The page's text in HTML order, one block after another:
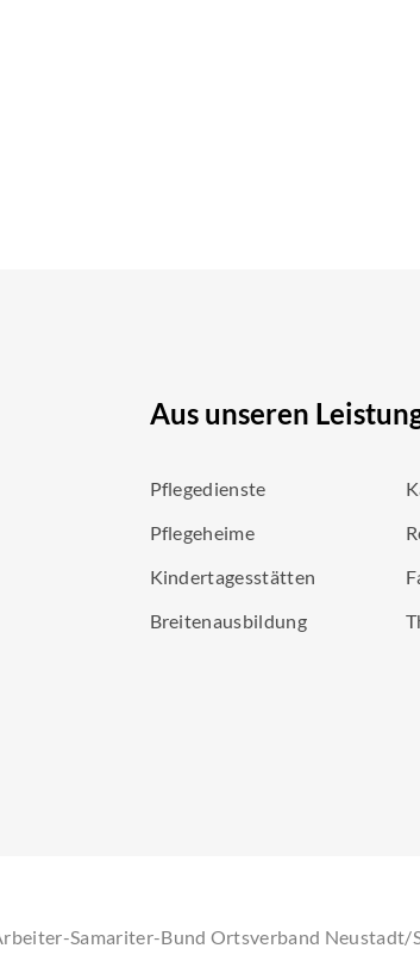
Aus unseren
Pflegedienste
Pflegeheime
Kindertagesstätten
Breitenausbildung
Samariter-Bund Ortsverband Neustadt/